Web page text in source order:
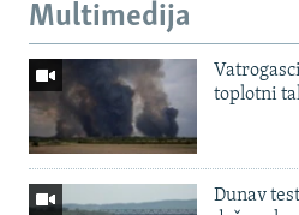
Multimedija
toplotni
Dunav